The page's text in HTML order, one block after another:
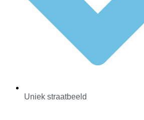
Uniek straatbeeld